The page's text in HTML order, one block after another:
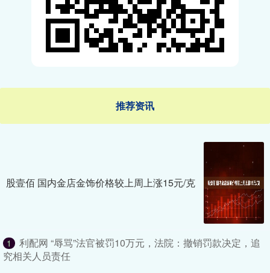
推荐资讯
股壹佰 国内金店金饰价格较上周上涨15元/克
1
利配网 “辱骂”法官被罚10万元，法院：撤销罚款决定，追
究相关人员责任